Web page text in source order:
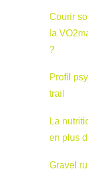
Courir
la
?
Profil
trail
La
en plus
Gravel